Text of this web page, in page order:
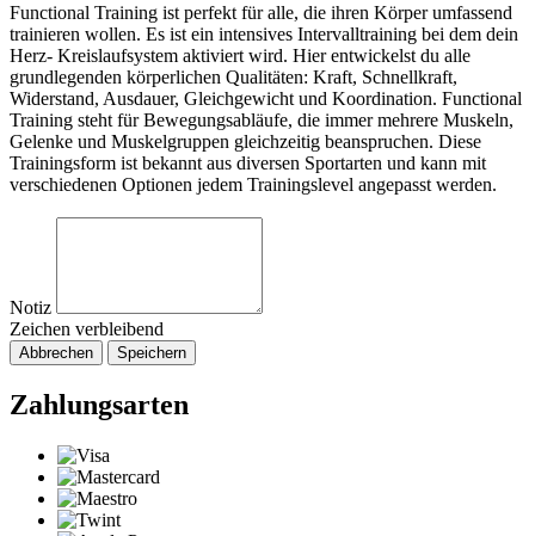
Functional Training ist perfekt für alle, die ihren Körper umfassend
trainieren wollen. Es ist ein intensives Intervalltraining bei dem dein
Herz- Kreislaufsystem aktiviert wird. Hier entwickelst du alle
grundlegenden körperlichen Qualitäten: Kraft, Schnellkraft,
Widerstand, Ausdauer, Gleichgewicht und Koordination. Functional
Training steht für Bewegungsabläufe, die immer mehrere Muskeln,
Gelenke und Muskelgruppen gleichzeitig beanspruchen. Diese
Trainingsform ist bekannt aus diversen Sportarten und kann mit
verschiedenen Optionen jedem Trainingslevel angepasst werden.
Notiz
Zeichen verbleibend
Abbrechen Speichern
Zahlungsarten